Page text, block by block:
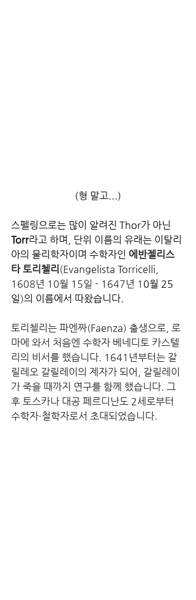
(형 말고...)
스펠링으로는 많이 알려진 Thor가 아닌
Torr라고 하며, 단위 이름의 유래는 이탈리
아의 물리학자이며 수학자인 에반젤리스
타 토리첼리 (Evangelista Torricelli,
1608년 10월 15일 - 1647년 1 0월 25
일)의 이름에서 따왔습니다.
토리첼리는 파엔짜(Faenza) 출생으로, 로
마에 와서 처음엔 수학자 베네디토 카스텔
리의 비서를 했습니다. 1641년부터는 갈
릴레오 갈릴레이의 제자가 되어, 갈릴레이
가 죽을 때까지 연구를 함께 했습니다. 그
후 토스카나 대공 페르디난도 2세로부터
수학자·철학자로서 초대되었습니다.